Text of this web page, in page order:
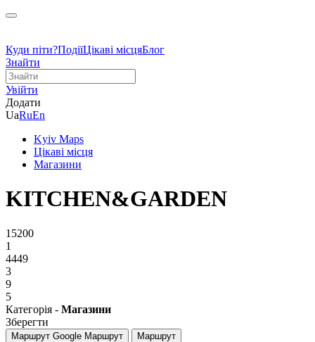
Куди піти?ПодіїЦікаві місцяБлог
Знайти
Увійти
Додати
UaRuEn
Kyiv Maps
Цікаві місця
Магазини
KITCHEN&GARDEN
15200
1
4449
3
9
5
Категорія - Магазини
Зберегти
Маршрут Google Маршрут Маршрут